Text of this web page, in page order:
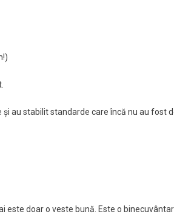
au stabilit standarde care încă nu au fost
doar o veste bună. Este o